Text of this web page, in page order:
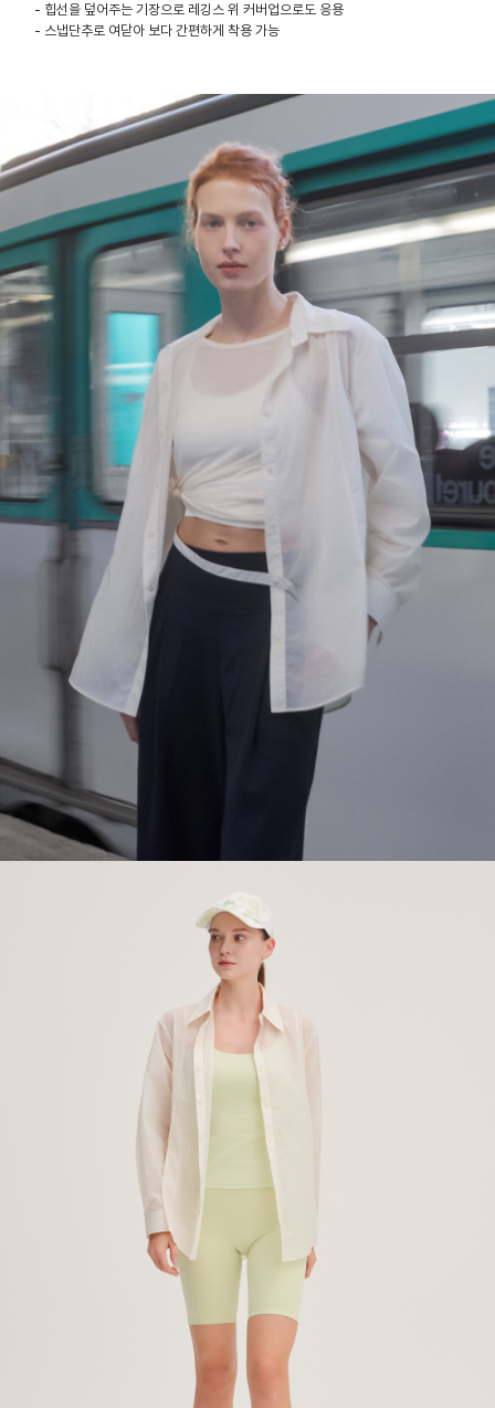
- 힙선을 덮어주는 기장으로 레깅스 위 커버업으로도 응용
- 스냅단추로 여닫아 보다 간편하게 착용 가능